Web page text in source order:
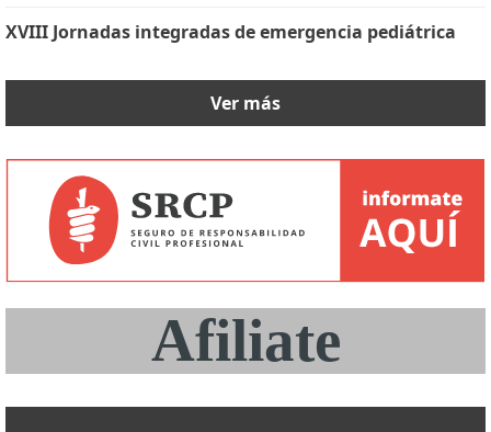
XVIII Jornadas integradas de emergencia pediátrica
Ver más